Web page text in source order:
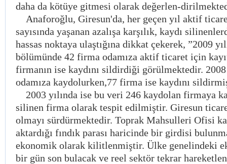
daha da kötüye gitmesi olarak değerlen-
Anaforoğlu, Giresun'da, her geçen yıl aktif
sayısında yaşanan azalışa karşılık, kaydı
hassas noktaya ulaştığına dikkat çekerek, ”2009
bölümünde 42 firma odamıza aktif ticaret için
firmanın ise kaydını sildirdiği görülmektedir.
odamıza kaydolurken,77 firma ise kaydını
2003 yılında ise bu veri 246 kaydolan firmaya
silinen firma olarak tespit edilmiştir. Giresun
olmayı sürdürmektedir. Toprak Mahsulleri Ofisi
aktardığı fındık parası haricinde bir girdisi
ekonomik olarak kilitlenmiştir. Ülke genelindeki
bir gün son bulacak ve reel sektör tekrar